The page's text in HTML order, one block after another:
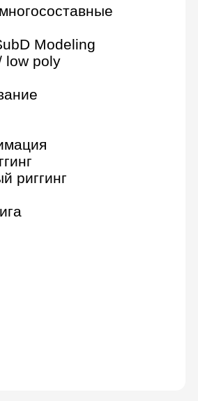
Designer
материала
Painter
Borderlands
Toolbag
аспекты работы